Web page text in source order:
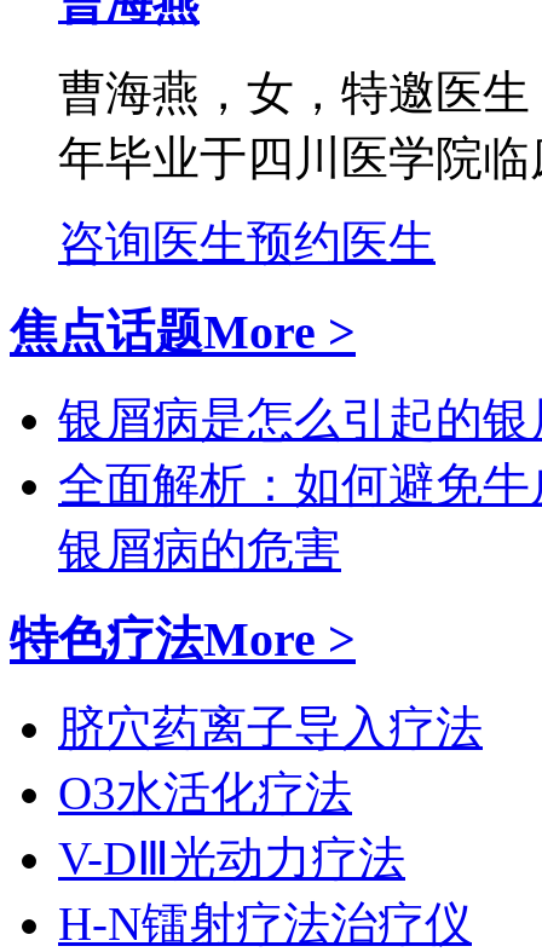
曹海燕，女，特邀医
年毕业于四川医学院
咨询医生预约医生
焦点话题More >
银屑病是怎么引起的银
全面解析：如何避免
银屑病的危害
特色疗法More >
脐穴药离子导入疗法
O3水活化疗法
V-DⅢ光动力疗法
H-N镭射疗法治疗仪